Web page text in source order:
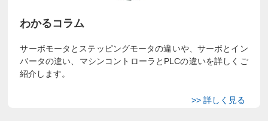
わかるコラム
サーボモータとステッピングモータの違いや、サーボとイン
バータの違い、マシンコントローラとPLCの違いを詳しくご
紹介します。